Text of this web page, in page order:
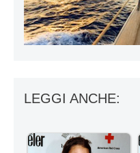
LEGGI ANCHE: